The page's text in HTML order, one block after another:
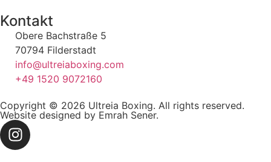
Kontakt
Obere Bachstraße 5
70794 Filderstadt
info@ultreiaboxing.com
+49 1520 9072160
Copyright © 2026 Ultreia Boxing. All rights reserved.
Website designed by Emrah Sener.